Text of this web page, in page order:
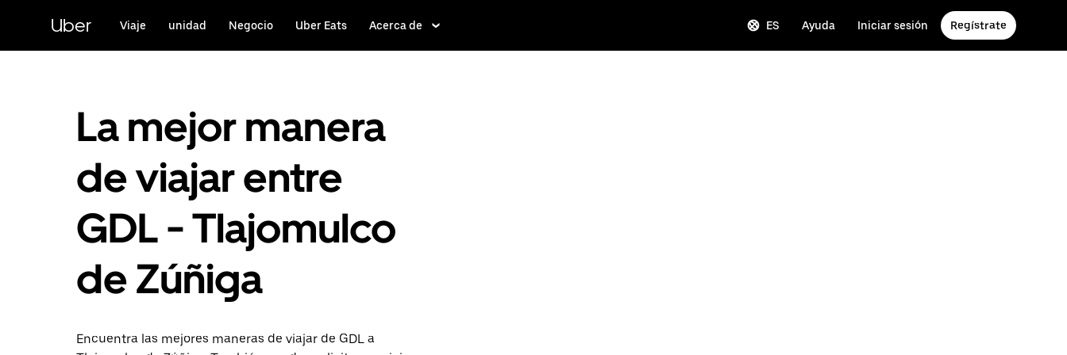
contenido
principal
Uber Viaje unidad Negocio Uber Eats Acerca de ES Ayuda Iniciar sesión Regístrate
La mejor manera
de viajar entre
GDL - Tlajomulco
de Zúñiga
Encuentra las mejores maneras de viajar de GDL a